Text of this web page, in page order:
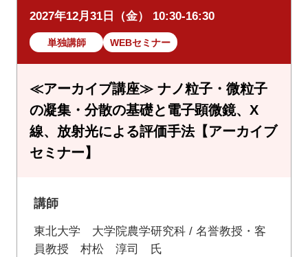
2027年12月31日（金） 10:30-16:30
単独講師 WEBセミナー
≪アーカイブ講座≫ ナノ粒子・微粒子
の凝集・分散の基礎と電子顕微鏡、X
線、放射光による評価手法【アーカイブ
セミナー】
講師
東北大学 大学院農学研究科 / 名誉教授・客
員教授 村松 淳司 氏